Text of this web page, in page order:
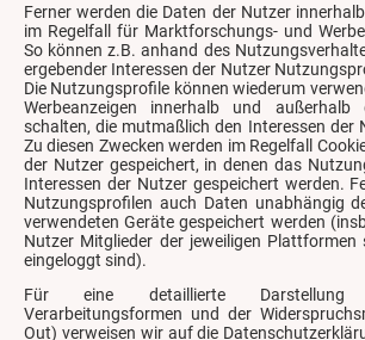
Ferner werden die Daten der Nutzer
im Regelfall für Marktforschungs- und
So können z.B. anhand des
ergebender Interessen der Nutzer
Die Nutzungsprofile können wiederum
Werbeanzeigen innerhalb und
schalten, die mutmaßlich den Interessen der
Zu diesen Zwecken werden im Regelfall
der Nutzer gespeichert, in denen das
Interessen der Nutzer gespeichert werden.
Nutzungsprofilen auch Daten unabhängig
verwendeten Geräte gespeichert werden
Nutzer Mitglieder der jeweiligen Plattformen
eingeloggt sind).
Für eine detaillierte Darstellung
Verarbeitungsformen und der
Out) verweisen wir auf die